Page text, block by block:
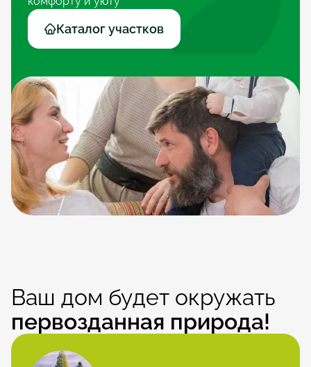
Каталог участков
первозданная природа!